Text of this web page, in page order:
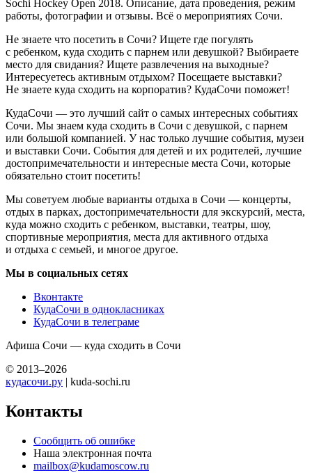
Sochi Hockey Open 2018. Описание, дата проведения, режим
работы, фотографии и отзывы. Всё о мероприятиях Сочи.
Не знаете что посетить в Сочи? Ищете где погулять
с ребенком, куда сходить с парнем или девушкой? Выбираете
место для свидания? Ищете развлечения на выходные?
Интересуетесь активным отдыхом? Посещаете выставки?
Не знаете куда сходить на корпоратив? КудаСочи поможет!
КудаСочи — это лучший сайт о самых интересных событиях
Сочи. Мы знаем куда сходить в Сочи с девушкой, с парнем
или большой компанией. У нас только лучшие события, музеи
и выставки Сочи. События для детей и их родителей, лучшие
достопримечательности и интересные места Сочи, которые
обязательно стоит посетить!
Мы советуем любые варианты отдыха в Сочи — концерты,
отдых в парках, достопримечательности для экскурсий, места,
куда можно сходить с ребенком, выставки, театры, шоу,
спортивные мероприятия, места для активного отдыха
и отдыха с семьей, и многое другое.
Мы в социальных сетях
Вконтакте
КудаСочи в однокласниках
КудаСочи в телеграме
Афиша Сочи — куда сходить в Сочи
© 2013–2026
кудасочи.ру | kuda-sochi.ru
Контакты
Сообщить об ошибке
Наша электронная почта
mailbox@kudamoscow.ru